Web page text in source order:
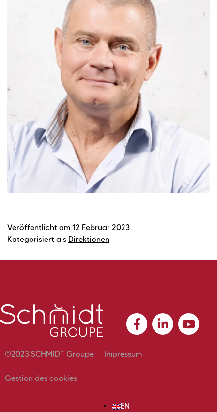
Veröffentlicht am 12 Februar 2023
Kategorisiert als Direktionen
©2023 SCHMIDT Groupe Impressum
Gestion des cookies
EN